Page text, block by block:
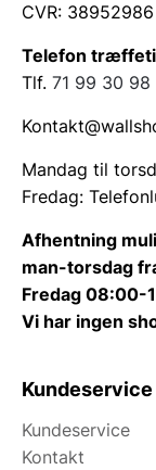
CVR: 38952986
Telefon
Tlf. 71 99 30 98
Mandag til
Fredag:
Afhentning
man-torsdag
Fredag 08:00-
Vi har ingen
Kundeservice
Kundeservice
Kontakt